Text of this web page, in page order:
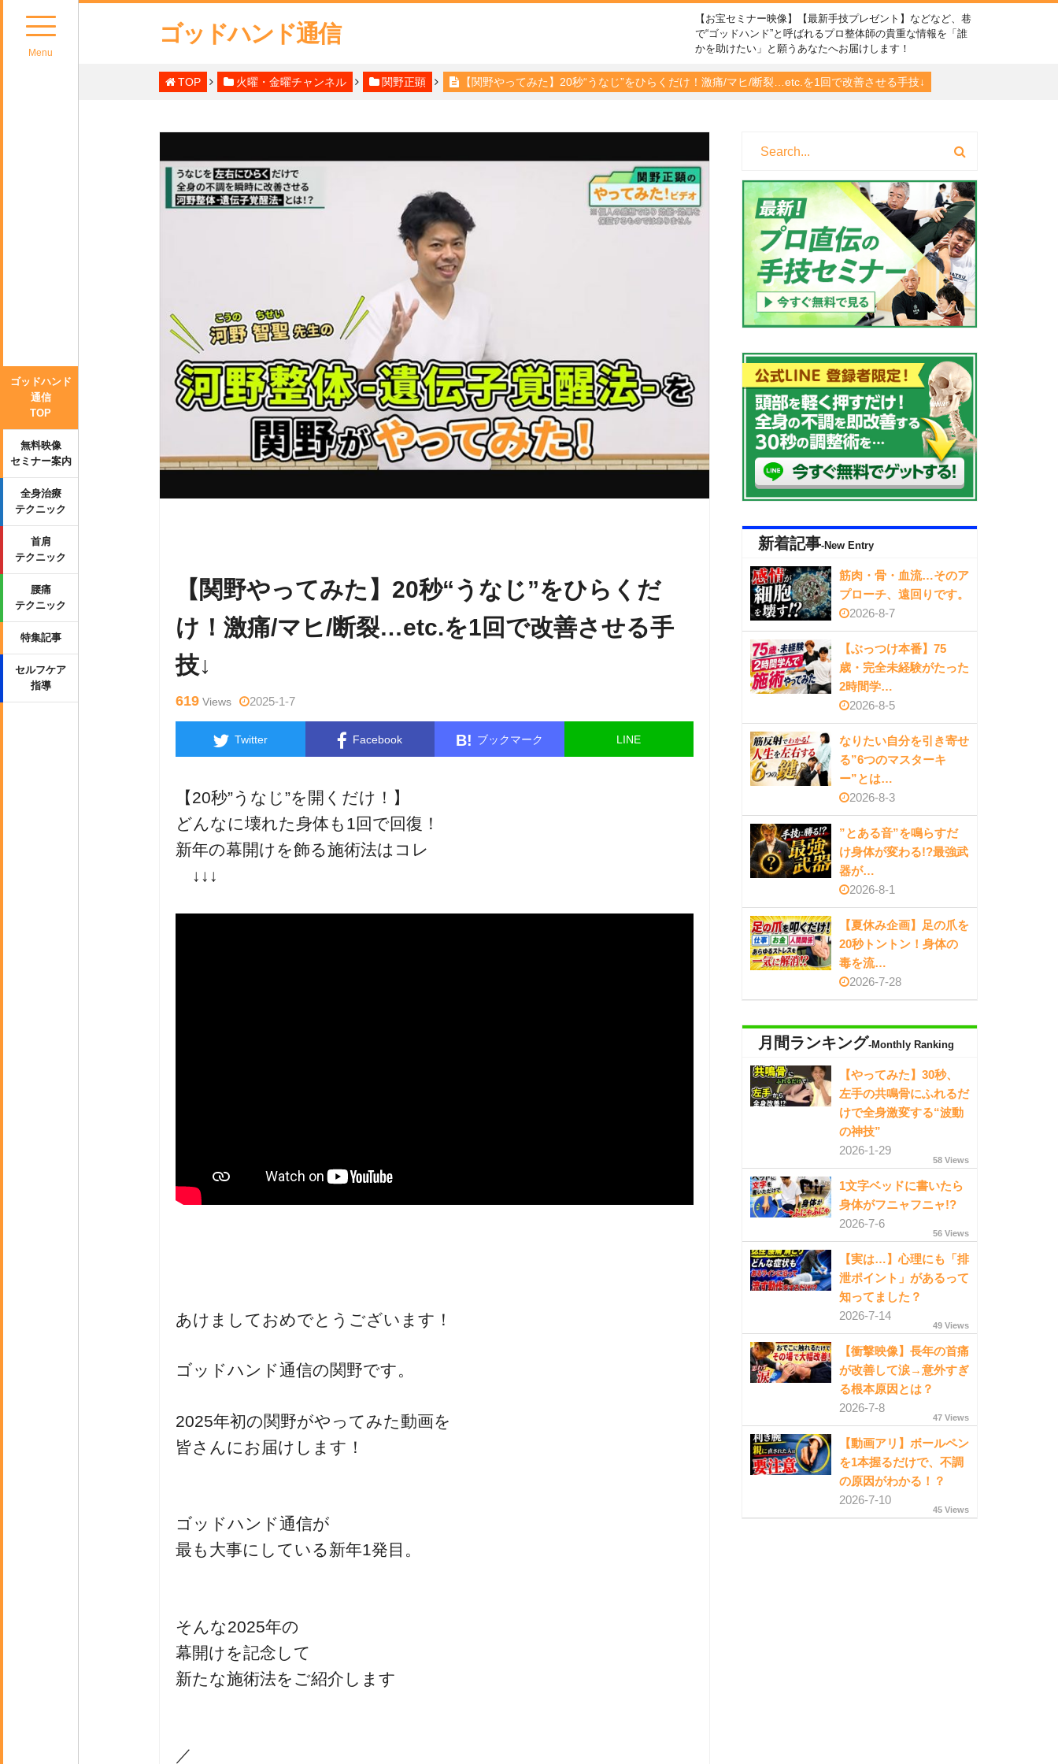
一流の整体師セミナー
Menu
ゴッドハンド
通信
TOP
無料映像
セミナー案内
全身治療
テクニック
首肩
テクニック
腰痛
テクニック
特集記事
セルフケア
指導
ゴッドハンド通信
【お宝セミナー映像】【最新手技プレゼント】などなど、巷
で“ゴッドハンド”と呼ばれるプロ整体師の貴重な情報を「誰
かを助けたい」と願うあなたへお届けします！
TOP 火曜・金曜チャンネル 関野正顕 【関野やってみた】20秒“うなじ”をひらくだけ！激痛/マヒ/断裂…etc.を1回で改善させる手技↓
【関野やってみた】20秒“うなじ”をひらくだ
け！激痛/マヒ/断裂…etc.を1回で改善させる手
技↓
619 Views 2025-1-7
Twitter Facebook B! ブックマーク LINE
【20秒”うなじ”を開くだけ！】
どんなに壊れた身体も1回で回復！
新年の幕開けを飾る施術法はコレ
↓↓↓
あけましておめでとうございます！
ゴッドハンド通信の関野です。
2025年初の関野がやってみた動画を
皆さんにお届けします！
ゴッドハンド通信が
最も大事にしている新年1発目。
そんな2025年の
幕開けを記念して
新たな施術法をご紹介します
／
新着記事-New Entry
筋肉・骨・血流…そのア
プローチ、遠回りです。
2026-8-7
【ぶっつけ本番】75
歳・完全未経験がたった
2時間学…
2026-8-5
なりたい自分を引き寄せ
る”6つのマスターキ
ー”とは…
2026-8-3
”とある音”を鳴らすだ
け身体が変わる!?最強武
器が…
2026-8-1
【夏休み企画】足の爪を
20秒トントン！身体の
毒を流…
2026-7-28
月間ランキング-Monthly Ranking
【やってみた】30秒、
左手の共鳴骨にふれるだ
けで全身激変する“波動
の神技”
2026-1-29
58 Views
1文字ベッドに書いたら
身体がフニャフニャ!?
2026-7-6
56 Views
【実は…】心理にも「排
泄ポイント」があるって
知ってました？
2026-7-14
49 Views
【衝撃映像】長年の首痛
が改善して涙→意外すぎ
る根本原因とは？
2026-7-8
47 Views
【動画アリ】ボールペン
を1本握るだけで、不調
の原因がわかる！？
2026-7-10
45 Views